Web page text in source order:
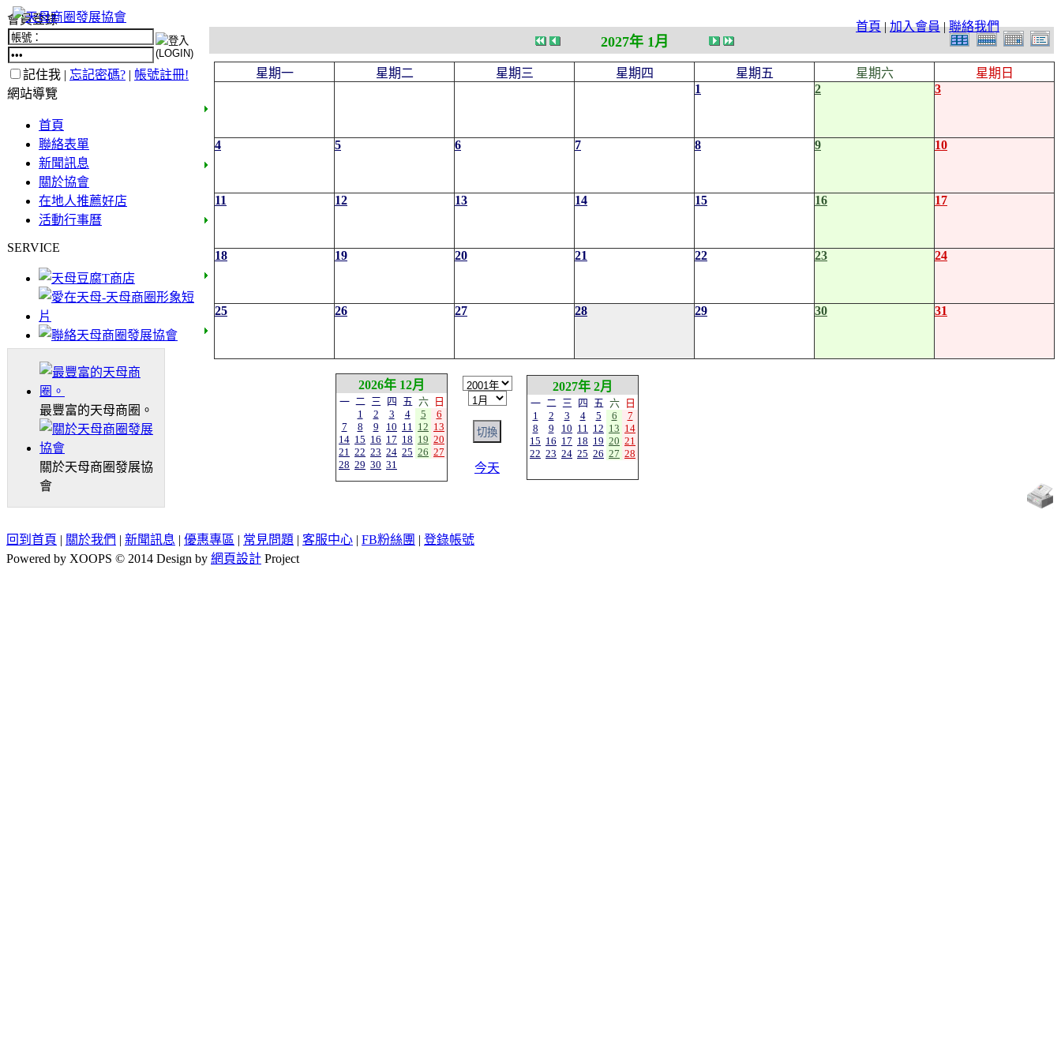
首頁|加入會員|聯絡我們
會員登錄
記住我 | 忘記密碼? | 帳號註冊!
網站導覽
首頁
聯絡表單
新聞訊息
關於協會
在地人推薦好店
活動行事曆
SERVICE
最豐富的天母商圈。
關於天母商圈發展協
會
2027年 1月
星期一 星期二 星期三 星期四 星期五 星期六
星期日
1
2 3
4 5 6 7 8 9 10
11 12 13 14 15 16 17
18 19 20 21 22 23 24
25 26 27 28 29 30 31
2026年 12月
一 二 三 四 五 六
日
1
2 3 4 5
6
7
8 9 10 11 12 13
14 15 16 17 18 19 20
21 22 23 24 25 26 27
28 29 30 31 今天
2027年 2月
一 二 三 四 五 六
日
1
2 3 4 5 6
7
8
9 10 11 12 13 14
15 16 17 18 19 20 21
22 23 24 25 26 27 28
回到首頁 | 關於我們 | 新聞訊息 | 優惠專區 | 常見問題 | 客服中心 | FB粉絲團 | 登錄帳號
Powered by XOOPS © 2014 Design by 網頁設計 Project